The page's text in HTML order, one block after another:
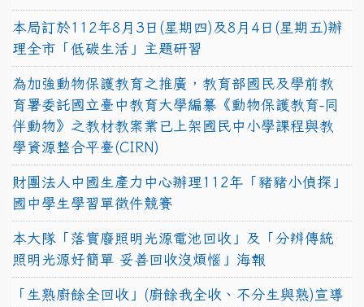
本局訂於112年8月3日(星期四)及8月4日(星期五)辦
理全市「低碳生活」主題研習
為加強動物保護教育之推廣，教育部國民及學前教
育署委託國立臺中教育大學編纂《動物保護教育-同
伴動物》之教材教案業已上架國民中小學課程與教
學資源整合平臺(CIRN)
財團法人中國生產力中心辦理112年「豬豬小偵探」
國中學生學習單徵件競賽
本大隊「落實廢照明光源電池回收」及「分辨傳統
照明光源好簡單 妥善回收沒煩惱」海報
「生熟廚餘全回收」(廚餘我全收、不分生與熟)宣導